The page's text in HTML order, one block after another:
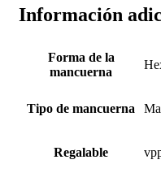
Información
Forma de la
mancuerna
Tipo de mancuerna
Regalable